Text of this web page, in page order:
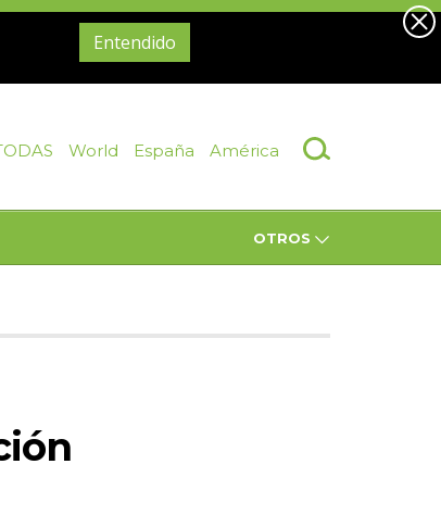
Entendido
World España América
OTROS